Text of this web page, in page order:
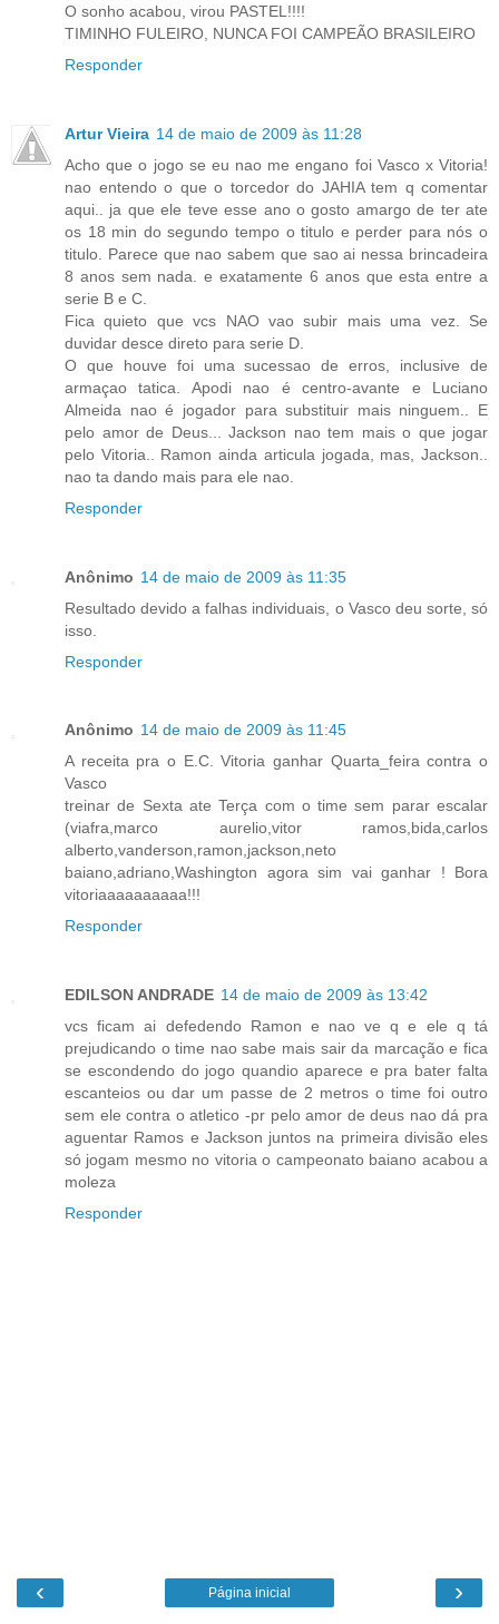
O sonho acabou, virou PASTEL!!!!
TIMINHO FULEIRO, NUNCA FOI CAMPEÃO BRASILEIRO
Responder
Artur Vieira 14 de maio de 2009 às 11:28
Acho que o jogo se eu nao me engano foi Vasco x Vitoria!
nao entendo o que o torcedor do JAHIA tem q comentar
aqui.. ja que ele teve esse ano o gosto amargo de ter ate
os 18 min do segundo tempo o titulo e perder para nós o
titulo. Parece que nao sabem que sao ai nessa brincadeira
8 anos sem nada. e exatamente 6 anos que esta entre a
serie B e C.
Fica quieto que vcs NAO vao subir mais uma vez. Se
duvidar desce direto para serie D.
O que houve foi uma sucessao de erros, inclusive de
armaçao tatica. Apodi nao é centro-avante e Luciano
Almeida nao é jogador para substituir mais ninguem.. E
pelo amor de Deus... Jackson nao tem mais o que jogar
pelo Vitoria.. Ramon ainda articula jogada, mas, Jackson..
nao ta dando mais para ele nao.
Responder
Anônimo 14 de maio de 2009 às 11:35
Resultado devido a falhas individuais, o Vasco deu sorte, só
isso.
Responder
Anônimo 14 de maio de 2009 às 11:45
A receita pra o E.C. Vitoria ganhar Quarta_feira contra o
Vasco
treinar de Sexta ate Terça com o time sem parar escalar
(viafra,marco aurelio,vitor ramos,bida,carlos
alberto,vanderson,ramon,jackson,neto
baiano,adriano,Washington agora sim vai ganhar ! Bora
vitoriaaaaaaaaaa!!!
Responder
EDILSON ANDRADE 14 de maio de 2009 às 13:42
vcs ficam ai defedendo Ramon e nao ve q e ele q tá
prejudicando o time nao sabe mais sair da marcação e fica
se escondendo do jogo quandio aparece e pra bater falta
escanteios ou dar um passe de 2 metros o time foi outro
sem ele contra o atletico -pr pelo amor de deus nao dá pra
aguentar Ramos e Jackson juntos na primeira divisão eles
só jogam mesmo no vitoria o campeonato baiano acabou a
moleza
Responder
‹ ›
Página inicial